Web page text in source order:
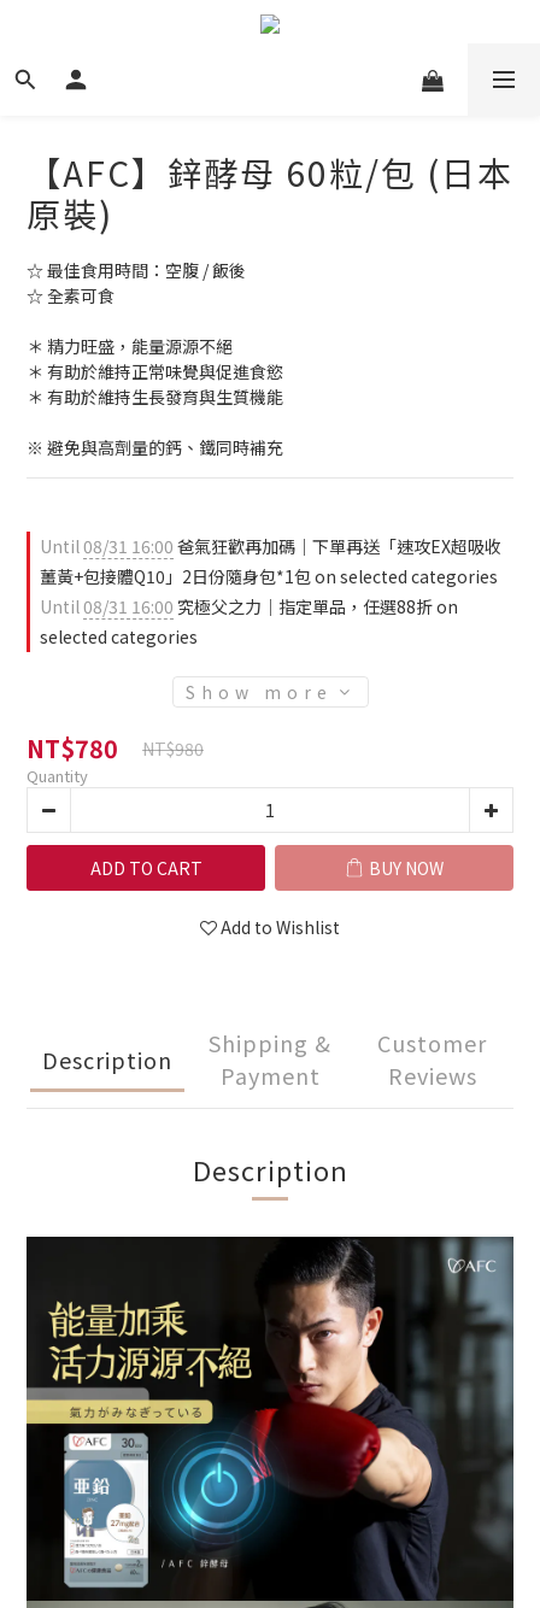
【AFC】鋅酵母 60粒/包 (日本
原裝)
☆ 最佳食用時間：空腹 / 飯後
☆ 全素可食
＊ 精力旺盛，能量源源不絕
＊ 有助於維持正常味覺與促進食慾
＊ 有助於維持生長發育與生質機能
※ 避免與高劑量的鈣、鐵同時補充
Until08/31 16:00 爸氣狂歡再加碼｜下單再送「速攻EX超吸收
薑黃+包接體Q10」2日份隨身包*1包 on selected categories
Until08/31 16:00 究極父之力｜指定單品，任選88折 on
selected categories
Show more
NT$780 NT$980
Quantity
ADD TO CART BUY NOW
Add to Wishlist
Description
Shipping &
Payment
Customer
Reviews
Description